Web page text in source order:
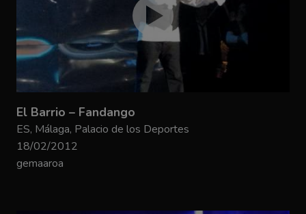
El Barrio – Fandango
ES, Málaga, Palacio de los Deportes
18/02/2012
gemaaroa